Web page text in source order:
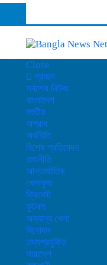
Close
প্রচ্ছদ
সর্বশেষ নিউজ
বাংলাদেশ
জাতীয়
অপরাধ
অর্থনীতি
বিশেষ প্রতিবেদন
রাজনীতি
আন্তর্জাতিক
খেলাধুলা
ক্রিকেট
ফুটবল
অন্যান্য খেলা
বিনোদন
তথ্যপ্রযুক্তি
সারাদেশ